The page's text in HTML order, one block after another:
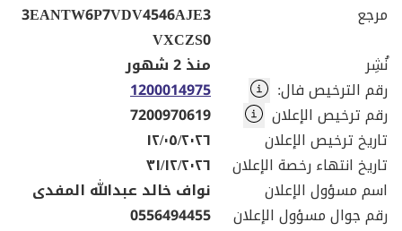
مرجع
3EANTW6P7VDV4546AJE3
VXCZS0
نُشِر
منذ 2 شهور
رقم الترخيص فال:
1200014975
رقم ترخيص الإعلان
7200970619
تاريخ ترخيص الإعلان
١٢/٠٥/٢٠٢٦
تاريخ انتهاء رخصة الإعلان
٣١/١٢/٢٠٢٦
اسم مسؤول الإعلان
نواف خالد عبدالله المفدى
رقم جوال مسؤول الإعلان
0556494455